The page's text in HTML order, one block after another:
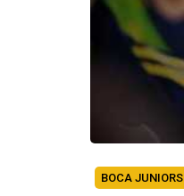
BOCA JUNIORS